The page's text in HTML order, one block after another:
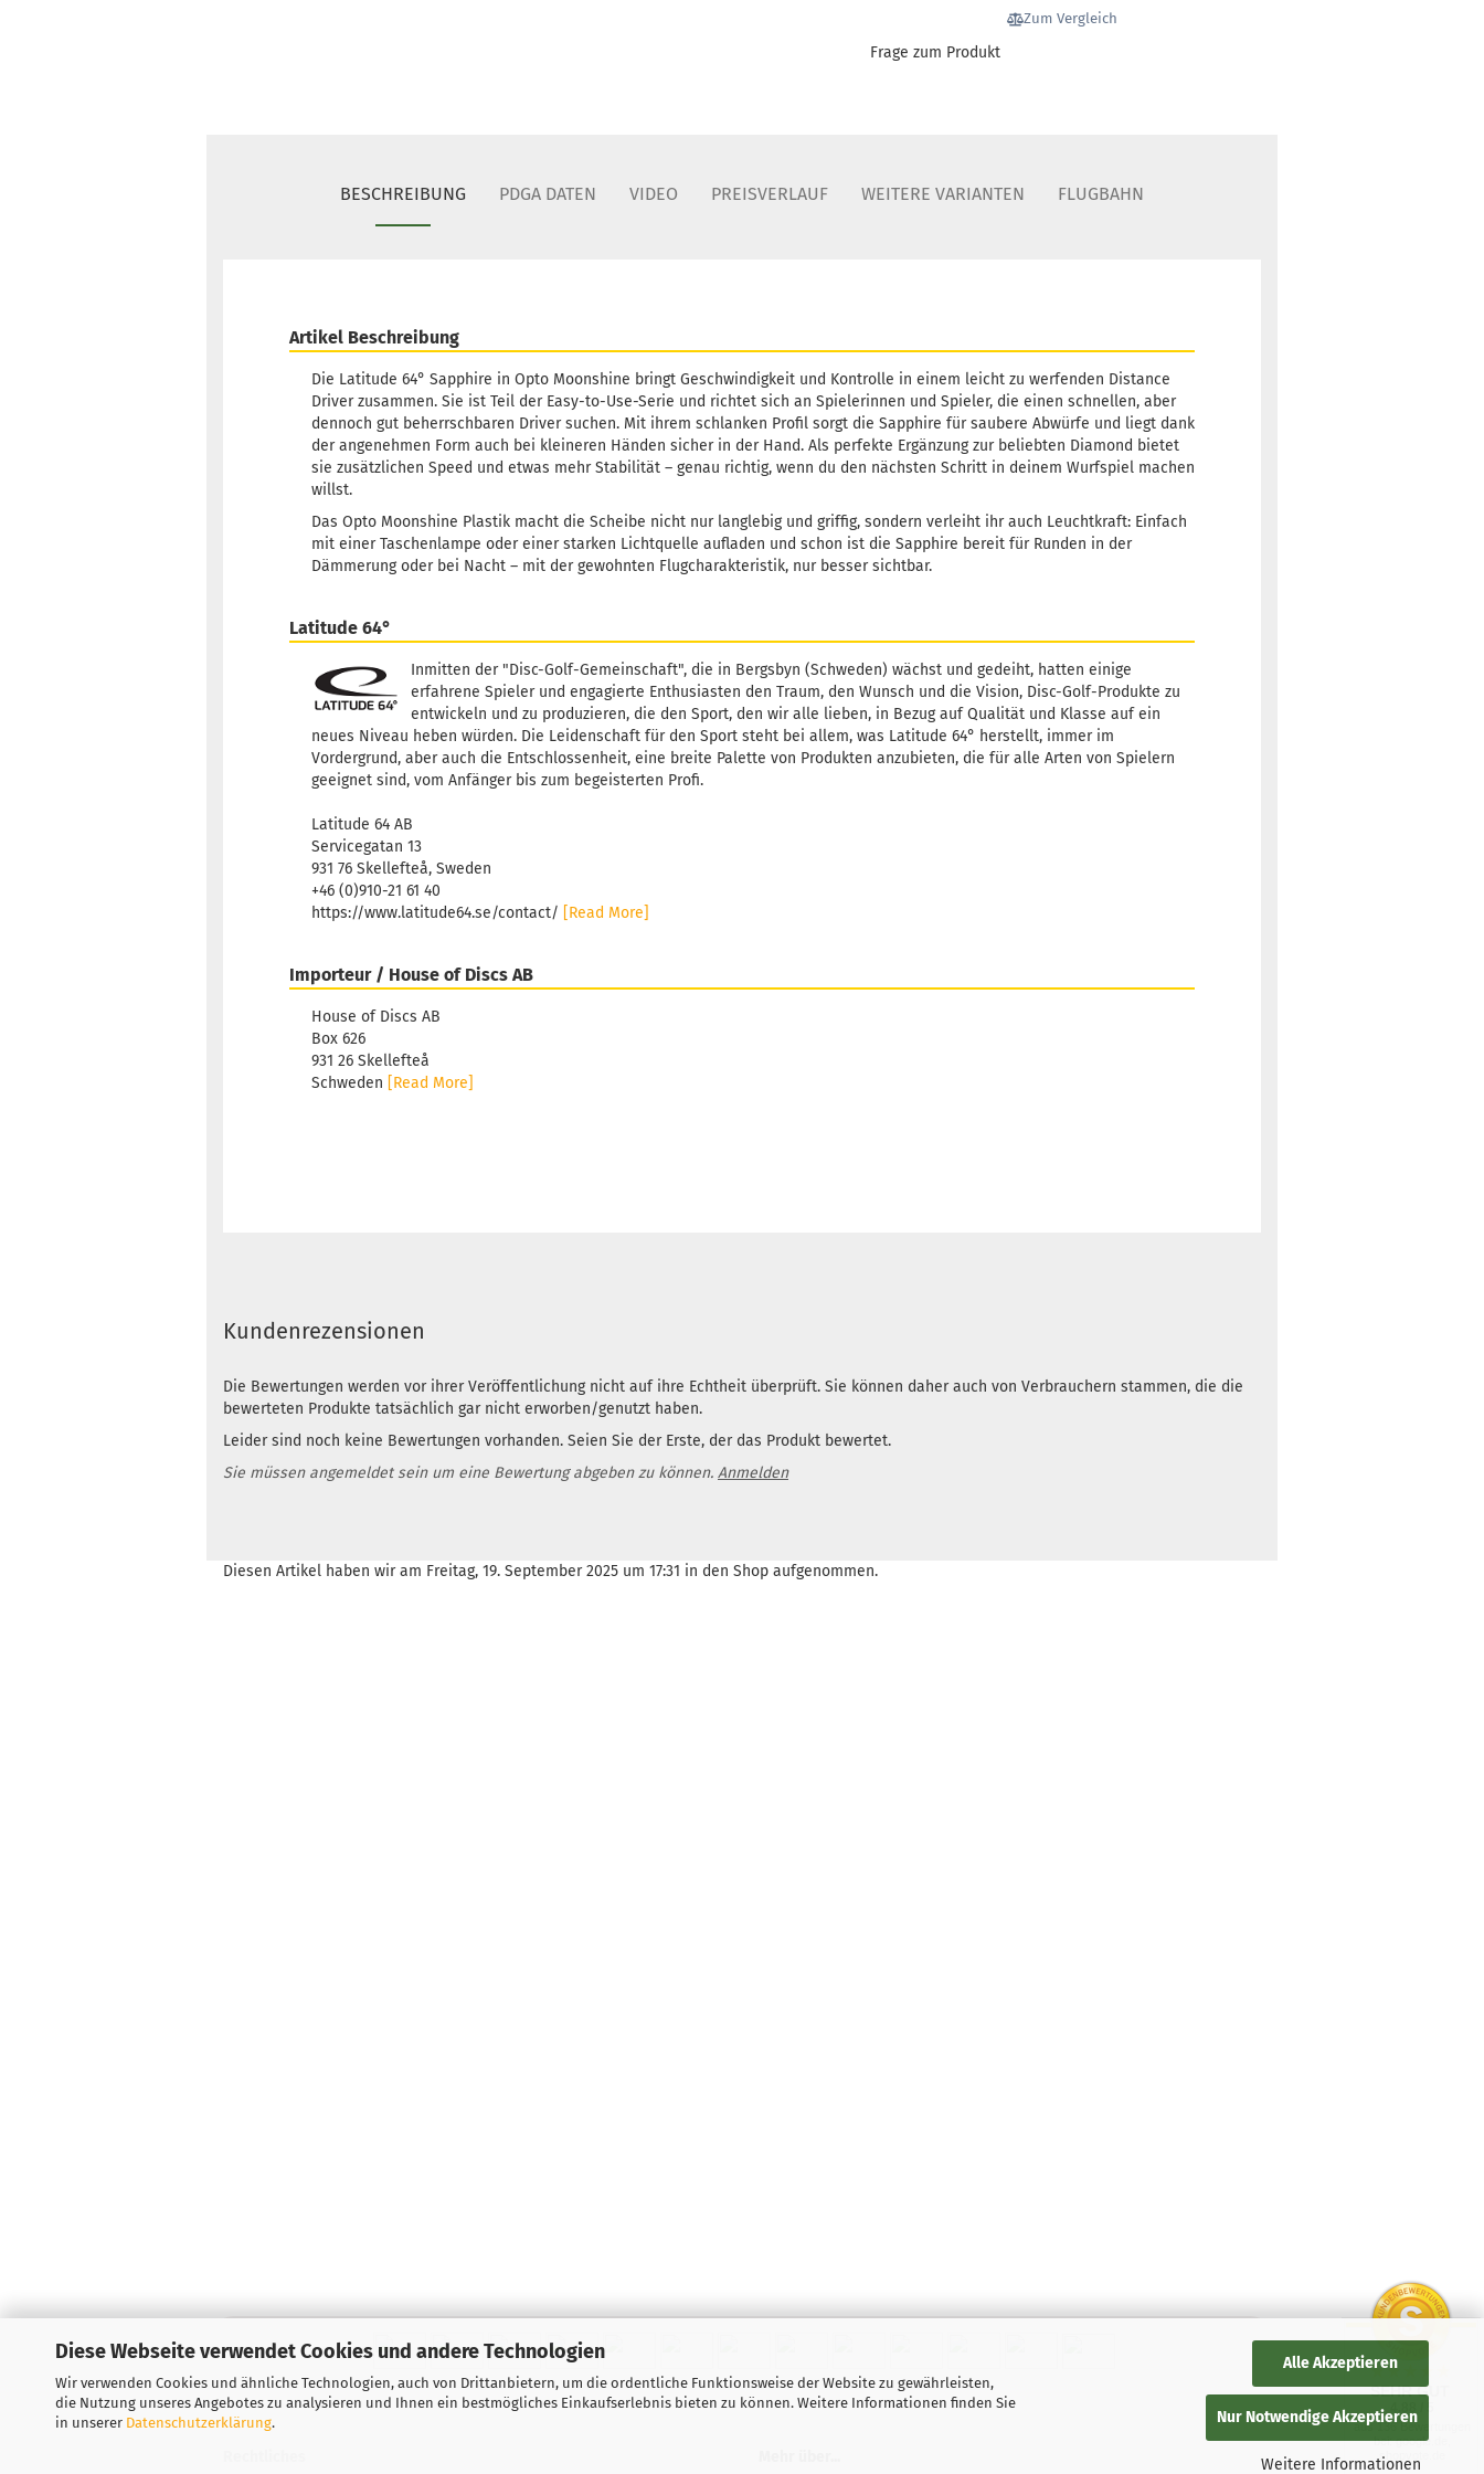
Diese Webseite verwendet Cookies und andere Technologien
Wir verwenden Cookies und ähnliche Technologien, auch von Drittanbietern, um die ordentliche Funktionsweise der Website zu gewährleisten,
die Nutzung unseres Angebotes zu analysieren und Ihnen ein bestmögliches Einkaufserlebnis bieten zu können. Weitere Informationen finden Sie
in unserer Datenschutzerklärung.
Alle Akzeptieren
Nur Notwendige Akzeptieren
Weitere Informationen
Leuchtfarbe:Türkis
Lagerbestand:
Lieferzeit:2 - 3 Arbeitstage
Zum Vergleich
Frage zum Produkt
BESCHREIBUNG PDGA DATEN VIDEO PREISVERLAUF WEITERE VARIANTEN FLUGBAHN
Artikel Beschreibung
Die Latitude 64° Sapphire in Opto Moonshine bringt Geschwindigkeit und Kontrolle in einem leicht zu werfenden Distance
Driver zusammen. Sie ist Teil der Easy-to-Use-Serie und richtet sich an Spielerinnen und Spieler, die einen schnellen, aber
dennoch gut beherrschbaren Driver suchen. Mit ihrem schlanken Profil sorgt die Sapphire für saubere Abwürfe und liegt dank
der angenehmen Form auch bei kleineren Händen sicher in der Hand. Als perfekte Ergänzung zur beliebten Diamond bietet
sie zusätzlichen Speed und etwas mehr Stabilität – genau richtig, wenn du den nächsten Schritt in deinem Wurfspiel machen
willst.
Das Opto Moonshine Plastik macht die Scheibe nicht nur langlebig und griffig, sondern verleiht ihr auch Leuchtkraft: Einfach
mit einer Taschenlampe oder einer starken Lichtquelle aufladen und schon ist die Sapphire bereit für Runden in der
Dämmerung oder bei Nacht – mit der gewohnten Flugcharakteristik, nur besser sichtbar.
Latitude 64°
Inmitten der "Disc-Golf-Gemeinschaft", die in Bergsbyn (Schweden) wächst und gedeiht, hatten einige
erfahrene Spieler und engagierte Enthusiasten den Traum, den Wunsch und die Vision, Disc-Golf-Produkte zu
entwickeln und zu produzieren, die den Sport, den wir alle lieben, in Bezug auf Qualität und Klasse auf ein
neues Niveau heben würden. Die Leidenschaft für den Sport steht bei allem, was Latitude 64° herstellt, immer im
Vordergrund, aber auch die Entschlossenheit, eine breite Palette von Produkten anzubieten, die für alle Arten von Spielern
geeignet sind, vom Anfänger bis zum begeisterten Profi.
Latitude 64 AB
Servicegatan 13
931 76 Skellefteå, Sweden
+46 (0)910-21 61 40
https://www.latitude64.se/contact/ [Read More]
Importeur / House of Discs AB
House of Discs AB
Box 626
931 26 Skellefteå
Schweden [Read More]
Kundenrezensionen
Die Bewertungen werden vor ihrer Veröffentlichung nicht auf ihre Echtheit überprüft. Sie können daher auch von Verbrauchern stammen, die die
bewerteten Produkte tatsächlich gar nicht erworben/genutzt haben.
Leider sind noch keine Bewertungen vorhanden. Seien Sie der Erste, der das Produkt bewertet.
Sie müssen angemeldet sein um eine Bewertung abgeben zu können. Anmelden
Diesen Artikel haben wir am Freitag, 19. September 2025 um 17:31 in den Shop aufgenommen.
SEHR GUT
aus 136 Bewertungen
bei: google.de,
shopvote.de